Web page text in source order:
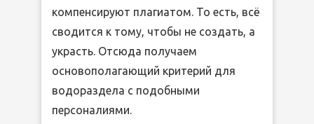
компенсируют плагиатом. То есть, всё
сводится к тому, чтобы не создать, а
украсть. Отсюда получаем
основополагающий критерий для
водораздела с подобными
персоналиями.